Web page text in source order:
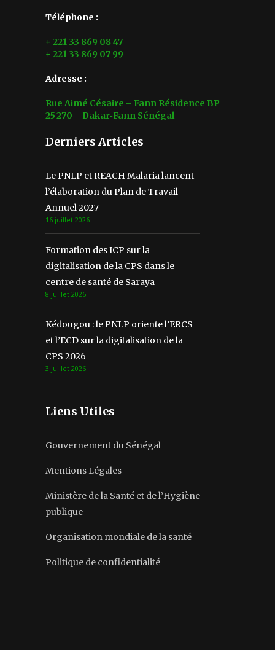
Téléphone :
+ 221 33 869 08 47
+ 221 33 869 07 99
Adresse :
Rue Aimé Césaire – Fann Résidence BP
25 270 – Dakar‑Fann Sénégal
Derniers Articles
Le PNLP et REACH Malaria lancent
l’élaboration du Plan de Travail
Annuel 2027
16 juillet 2026
Formation des ICP sur la
digitalisation de la CPS dans le
centre de santé de Saraya
8 juillet 2026
Kédougou : le PNLP oriente l’ERCS
et l’ECD sur la digitalisation de la
CPS 2026
3 juillet 2026
Liens Utiles
Gouvernement du Sénégal
Mentions Légales
Ministère de la Santé et de l’Hygiène
publique
Organisation mondiale de la santé
Politique de confidentialité